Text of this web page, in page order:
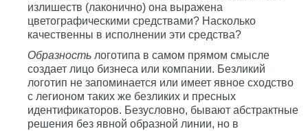
излишеств (лаконично) она выражена
цветографическими средствами? Насколько
качественны в исполнении эти средства?
Образность логотипа в самом прямом смысле
создает лицо бизнеса или компании. Безликий
логотип не запоминается или имеет явное сходство
с легионом таких же безликих и пресных
идентификаторов. Безусловно, бывают абстрактные
решения без явной образной линии, но в